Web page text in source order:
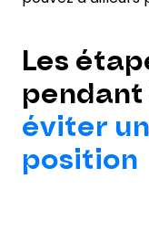
Les
éviter
position